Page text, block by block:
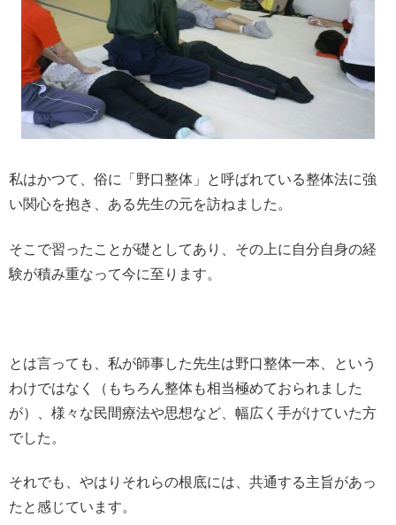
私はかつて、俗に「野口整体」と呼ばれている整体法に強
い関心を抱き、ある先生の元を訪ねました。
そこで習ったことが礎としてあり、その上に自分自身の経
験が積み重なって今に至ります。
とは言っても、私が師事した先生は野口整体一本、という
わけではなく（もちろん整体も相当極めておられました
が）、様々な民間療法や思想など、幅広く手がけていた方
でした。
それでも、やはりそれらの根底には、共通する主旨があっ
たと感じています。